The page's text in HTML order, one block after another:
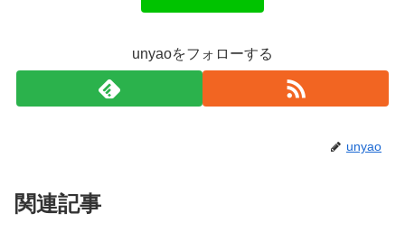
unyaoをフォローする
unyao
関連記事